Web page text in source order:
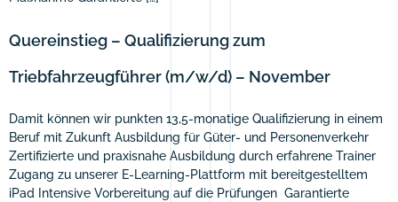
Quereinstieg – Qualifizierung zum
Triebfahrzeugführer (m/w/d) – November
Damit können wir punkten 13,5-monatige Qualifizierung in einem
Beruf mit Zukunft Ausbildung für Güter- und Personenverkehr
Zertifizierte und praxisnahe Ausbildung durch erfahrene Trainer
Zugang zu unserer E-Learning-Plattform mit bereitgestelltem
iPad Intensive Vorbereitung auf die Prüfungen Garantierte